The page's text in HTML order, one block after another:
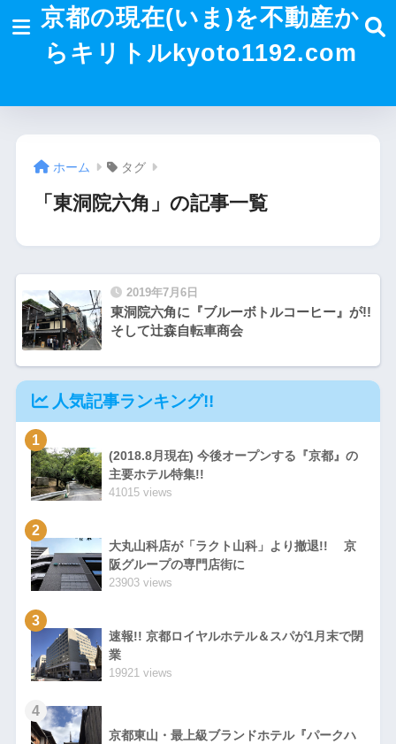
京都の現在(いま)を不動産か
らキリトルkyoto1192.com
ホーム タグ
「東洞院六角」の記事一覧
2019年7月6日
東洞院六角に『ブルーボトルコーヒー』が!!
そして辻森自転車商会
人気記事ランキング!!
1
(2018.8月現在) 今後オープンする『京都』の
主要ホテル特集!!
41015 views
2
大丸山科店が「ラクト山科」より撤退!! 京
阪グループの専門店街に
23903 views
3
速報!! 京都ロイヤルホテル＆スパが1月末で閉
業
19921 views
4
京都東山・最上級ブランドホテル『パークハ